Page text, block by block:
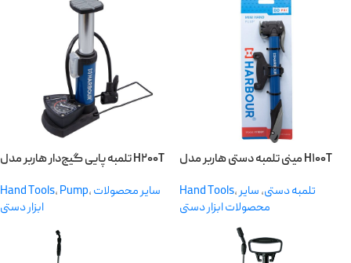
تلمبه پایی گیج‌دار هاربر مدل H۲۰۰T
Hand Tools,Pump,سایر محصولات
ابزار دستی
مینی تلمبه دستی هاربر مدل H۱۰۰T
Hand Tools, تلمبه دستی,سایر
محصولات ابزار دستی